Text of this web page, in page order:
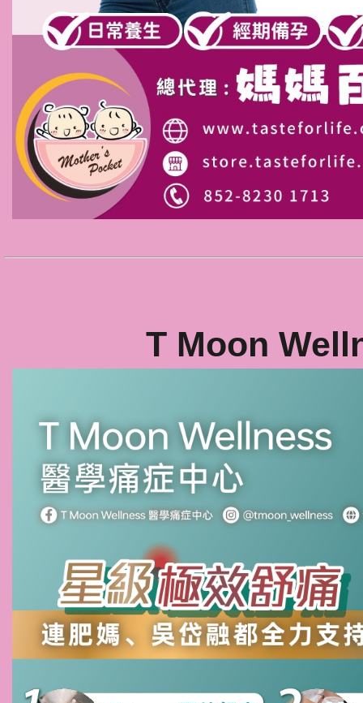
T Moon